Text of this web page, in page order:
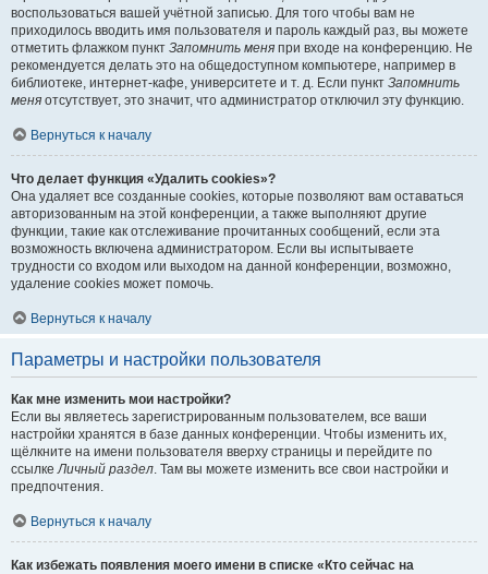
воспользоваться вашей учётной записью. Для того чтобы вам не
приходилось вводить имя пользователя и пароль каждый раз, вы можете
отметить флажком пункт Запомнить меня при входе на конференцию. Не
рекомендуется делать это на общедоступном компьютере, например в
библиотеке, интернет-кафе, университете и т. д. Если пункт Запомнить
меня отсутствует, это значит, что администратор отключил эту функцию.
Вернуться к началу
Что делает функция «Удалить cookies»?
Она удаляет все созданные cookies, которые позволяют вам оставаться
авторизованным на этой конференции, а также выполняют другие
функции, такие как отслеживание прочитанных сообщений, если эта
возможность включена администратором. Если вы испытываете
трудности со входом или выходом на данной конференции, возможно,
удаление cookies может помочь.
Вернуться к началу
Параметры и настройки пользователя
Как мне изменить мои настройки?
Если вы являетесь зарегистрированным пользователем, все ваши
настройки хранятся в базе данных конференции. Чтобы изменить их,
щёлкните на имени пользователя вверху страницы и перейдите по
ссылкеЛичный раздел. Там вы можете изменить все свои настройки и
предпочтения.
Вернуться к началу
Как избежать появления моего имени в списке «Кто сейчас на